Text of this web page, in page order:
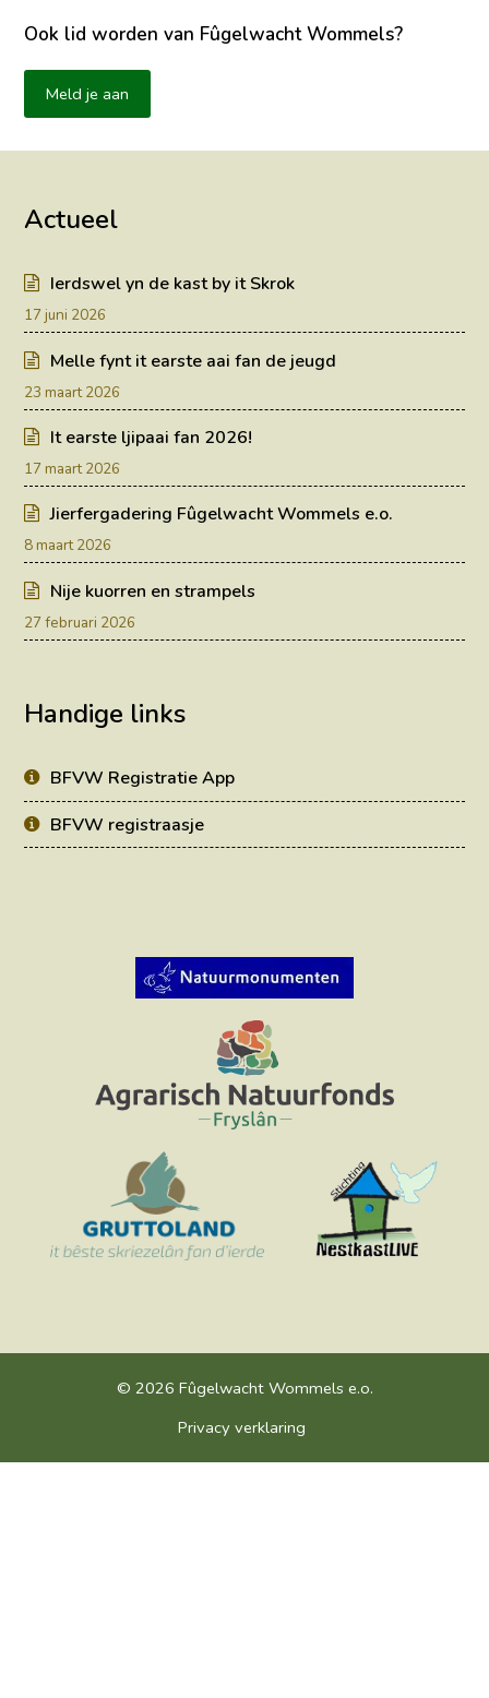
Ook lid worden van Fûgelwacht Wommels?
Meld je aan
Actueel
Ierdswel yn de kast by it Skrok
17 juni 2026
Melle fynt it earste aai fan de jeugd
23 maart 2026
It earste ljipaai fan 2026!
17 maart 2026
Jierfergadering Fûgelwacht Wommels e.o.
8 maart 2026
Nije kuorren en strampels
27 februari 2026
Handige links
BFVW Registratie App
BFVW registraasje
© 2026 Fûgelwacht Wommels e.o.
Privacy verklaring